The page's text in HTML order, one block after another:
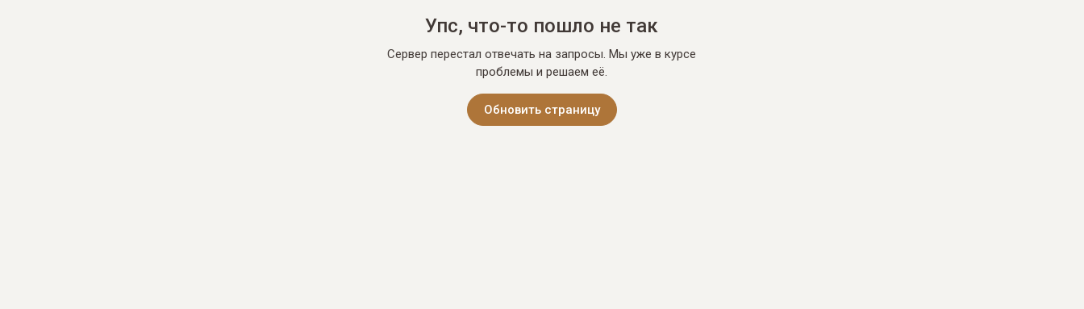
Упс, что-то пошло не так
Сервер перестал отвечать на запросы. Мы уже в курсе
проблемы и решаем её.
Обновить страницу